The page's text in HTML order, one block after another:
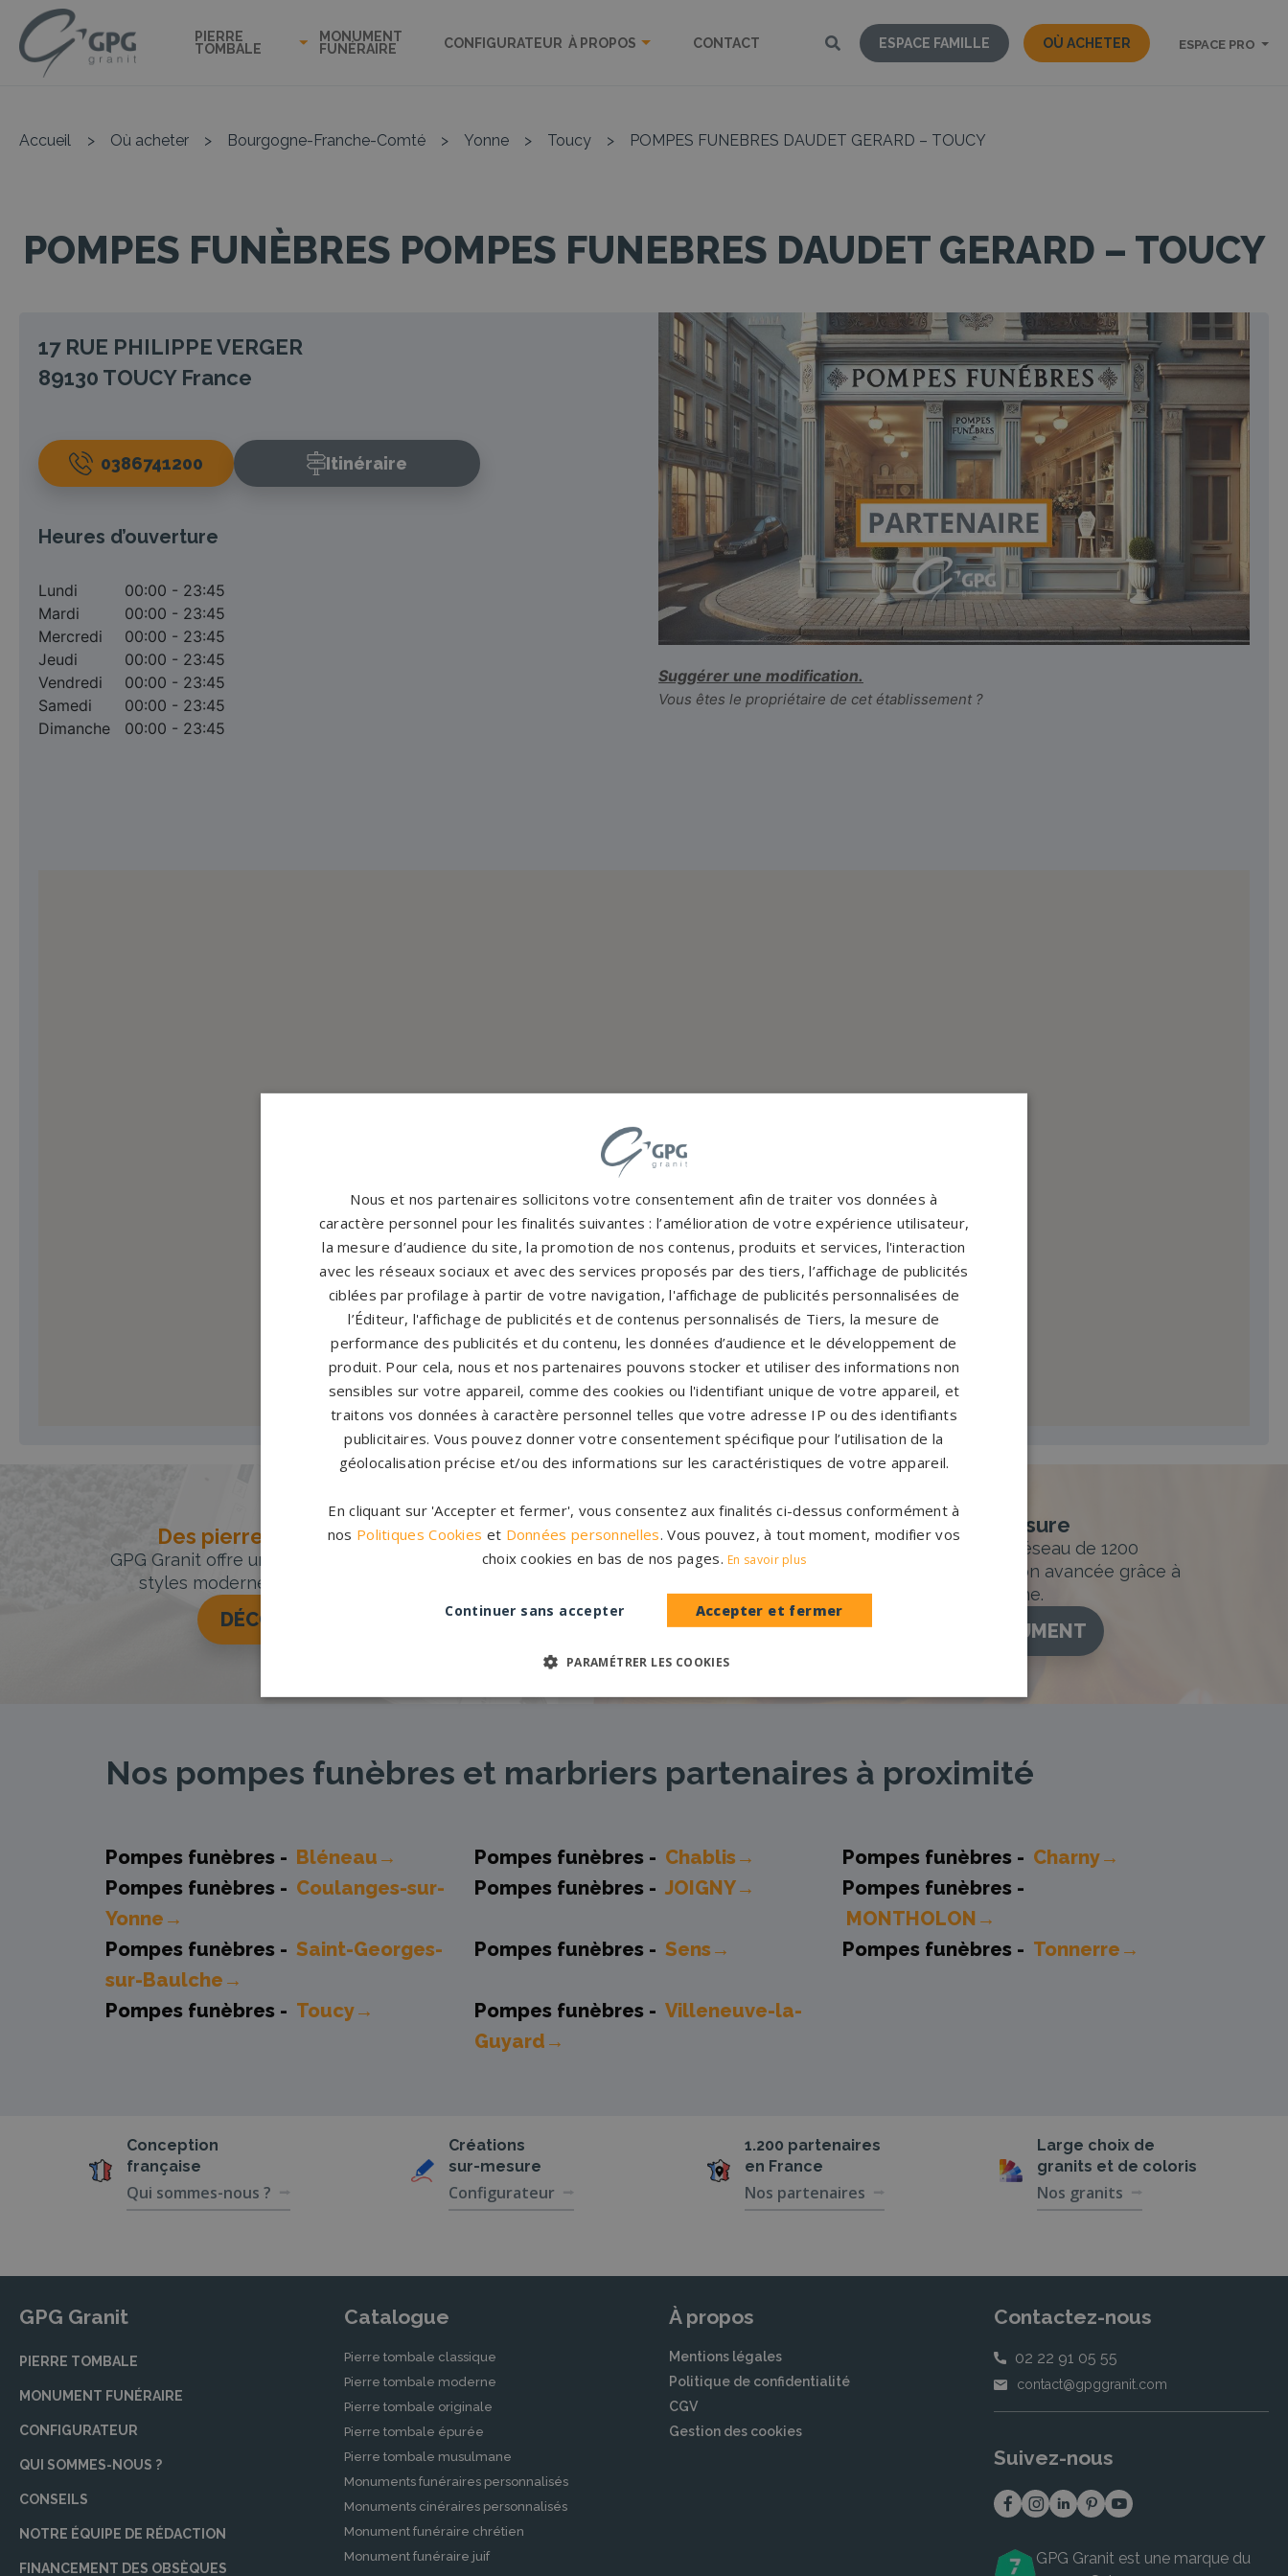
PIERRE
TOMBALE
MONUMENT
FUNÉRAIRE
CONFIGURATEUR À PROPOS CONTACT ESPACE FAMILLE OÙ ACHETER ESPACE PRO
Accueil > Où acheter > Bourgogne-Franche-Comté > Yonne > Toucy > POMPES FUNEBRES DAUDET GERARD – TOUCY
POMPES FUNÈBRES POMPES FUNEBRES DAUDET GERARD – TOUCY
17 RUE PHILIPPE VERGER
89130 TOUCY France
0386741200 Itinéraire
Heures d’ouverture
Lundi
00:00 - 23:45
Mardi
00:00 - 23:45
Mercredi
00:00 - 23:45
Jeudi
00:00 - 23:45
Vendredi
00:00 - 23:45
Samedi
00:00 - 23:45
Dimanche
00:00 - 23:45
Suggérer une modification.
Vous êtes le propriétaire de cet établissement ?
Des pierres tombales uniques et originales
GPG Granit offre un large choix de pierres tombales en granit de
styles modernes, classiques ou originales à personnaliser.
DÉCOUVREZ NOTRE CATALOGUE
Accompagnement sur-mesure
Un accompagnement sur mesure et un réseau de 1200
partenaires partout en France. Personnalisation avancée grâce à
notre configurateur 3D en ligne.
PERSONNALISEZ VOTRE MONUMENT
Nos pompes funèbres et marbriers partenaires à proximité
Pompes funèbres - Bléneau→ Pompes funèbres - Chablis→ Pompes funèbres - Charny→
Pompes funèbres - Coulanges-sur-
Yonne→
Pompes funèbres - JOIGNY→
Pompes funèbres -
MONTHOLON→
Pompes funèbres - Saint-Georges-
sur-Baulche→
Pompes funèbres - Sens→ Pompes funèbres - Tonnerre→
Pompes funèbres - Toucy→ Pompes funèbres - Villeneuve-la-
Guyard→
Conception
française
Qui sommes-nous ?
Créations
sur-mesure
Configurateur
1.200 partenaires
en France
Nos partenaires
Large choix de
granits et de coloris
Nos granits
GPG Granit
PIERRE TOMBALE
MONUMENT FUNÉRAIRE
CONFIGURATEUR
QUI SOMMES-NOUS ?
CONSEILS
NOTRE ÉQUIPE DE RÉDACTION
FINANCEMENT DES OBSÈQUES
Catalogue
Pierre tombale classique
Pierre tombale moderne
Pierre tombale originale
Pierre tombale épurée
Pierre tombale musulmane
Monuments funéraires personnalisés
Monuments cinéraires personnalisés
Monument funéraire chrétien
Monument funéraire juif
À propos
Mentions légales
Politique de confidentialité
CGV
Gestion des cookies
Contactez-nous
02 22 91 05 55
contact@gpggranit.com
Suivez-nous
GPG Granit est une marque du
Nous et nos partenaires sollicitons votre consentement afin de traiter vos données à
caractère personnel pour les finalités suivantes : l’amélioration de votre expérience utilisateur,
la mesure d’audience du site, la promotion de nos contenus, produits et services, l'interaction
avec les réseaux sociaux et avec des services proposés par des tiers, l’affichage de publicités
ciblées par profilage à partir de votre navigation, l'affichage de publicités personnalisées de
l’Éditeur, l'affichage de publicités et de contenus personnalisés de Tiers, la mesure de
performance des publicités et du contenu, les données d’audience et le développement de
produit. Pour cela, nous et nos partenaires pouvons stocker et utiliser des informations non
sensibles sur votre appareil, comme des cookies ou l'identifiant unique de votre appareil, et
traitons vos données à caractère personnel telles que votre adresse IP ou des identifiants
publicitaires. Vous pouvez donner votre consentement spécifique pour l’utilisation de la
géolocalisation précise et/ou des informations sur les caractéristiques de votre appareil.
En cliquant sur 'Accepter et fermer', vous consentez aux finalités ci-dessus conformément à
nos Politiques Cookies et Données personnelles. Vous pouvez, à tout moment, modifier vos
choix cookies en bas de nos pages. En savoir plus
Accepter et fermer
Continuer sans accepter
PARAMÉTRER LES COOKIES